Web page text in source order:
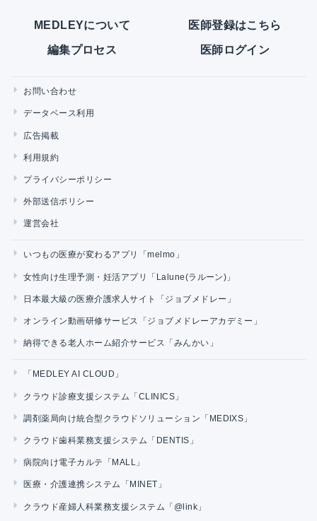
MEDLEYについて 医師登録はこちら
編集プロセス 医師ログイン
お問い合わせ
データベース利用
広告掲載
利用規約
プライバシーポリシー
外部送信ポリシー
運営会社
いつもの医療が変わるアプリ「melmo」
女性向け生理予測・妊活アプリ「Lalune(ラルーン)」
日本最大級の医療介護求人サイト「ジョブメドレー」
オンライン動画研修サービス「ジョブメドレーアカデミー」
納得できる老人ホーム紹介サービス「みんかい」
「MEDLEY AI CLOUD」
クラウド診療支援システム「CLINICS」
調剤薬局向け統合型クラウドソリューション「MEDIXS」
クラウド歯科業務支援システム「DENTIS」
病院向け電子カルテ「MALL」
医療・介護連携システム「MINET」
クラウド産婦人科業務支援システム「@link」